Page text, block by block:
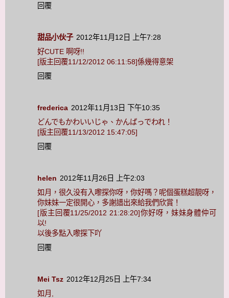
回覆
甜品小伙子 2012年11月12日 上午7:28
好CUTE 啊呀!!
[版主回覆11/12/2012 06:11:58]係幾得意架
回覆
frederica 2012年11月13日 下午10:35
どんでもかわいいじゃ、かんばっでわれ！
[版主回覆11/13/2012 15:47:05]
回覆
helen 2012年11月26日 上午2:03
如月，很久没有入嚟探你呀，你好嗎？呢個蛋糕超靚呀，
你妹妹一定很開心，多謝譜出來給我們欣賞！
[版主回覆11/25/2012 21:28:20]你好呀，妹妹身體仲可
以!
以後多點入嚟探下吖
回覆
Mei Tsz 2012年12月25日 上午7:34
如月,